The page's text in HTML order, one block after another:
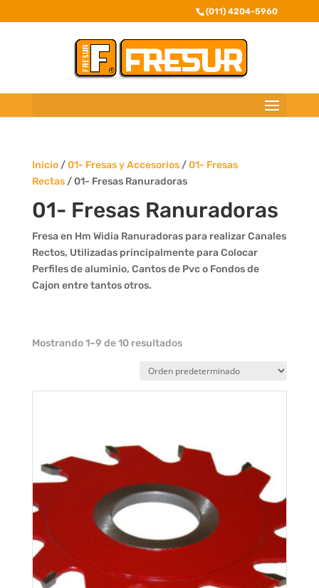
(011) 4204-5960
Inicio/01- Fresas y Accesorios/01- Fresas
Rectas/ 01- Fresas Ranuradoras
01- Fresas Ranuradoras
Fresa en Hm Widia Ranuradoras para realizar Canales
Rectos, Utilizadas principalmente para Colocar
Perfiles de aluminio, Cantos de Pvc o Fondos de
Cajon entre tantos otros.
Mostrando 1–9 de 10 resultados